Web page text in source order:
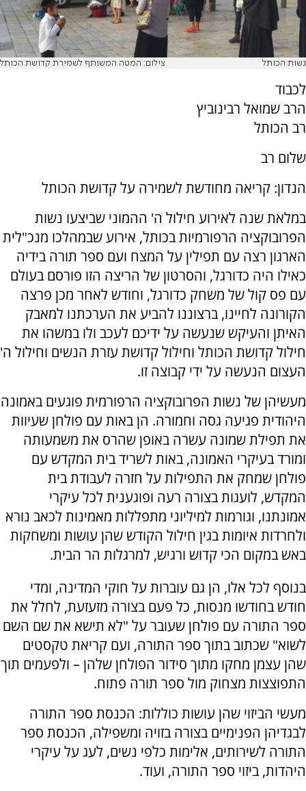
נשות הכותל צילום: המטה המשותף לשמירת קדושת הכותל
לכבוד
הרב שמואל רבינוביץ
רב הכותל
שלום רב
הנדון: קריאה מחודשת לשמירה על קדושת הכותל
במלאת שנה לאירוע חילול ה' ההמוני שביצעו נשות
הפרובוקציה הרפורמיות בכותל, אירוע שבמהלכו מנכ"לית
הארגון רצה עם תפילין על המצח ועם ספר תורה בידיה
כאילו היה כדורגל, והסרטון של הריצה הזו פורסם בעולם
עם פס קול של משחק כדורגל, וחודש לאחר מכן פרצה
הקורונה לחיינו, ברצוננו להביע את הערכתנו למאבק
האיתן והעיקש שנעשה על ידיכם לעכב ולו במשהו את
חילול קדושת הכותל וחילול קדושת עזרת הנשים וחילול ה'
העצום הנעשה על ידי קבוצה זו.
מעשיהן של נשות הפרובוקציה הרפורמית פוגעים באמונה
היהודית פגיעה גסה וחמורה. הן באות עם פולחן שעיוות
את תפילת שמונה עשרה באופן שהרס את משמעותה
ומורד בעיקרי האמונה, באות לשריד בית המקדש עם
פולחן שמחק את התפילות על חזרה לעבודת בית
המקדש, לועגות בצורה רעה ופוגענית לכל עיקרי
אמונתנו, וגורמות למיליוני מתפללות מאמינות לכאב נורא
ולחרדות איומות בגין חילול הקודש שהן עושות ומשחקות
באש במקום הכי קדוש ורגיש, למרגלות הר הבית.
בנוסף לכל אלו, הן גם עוברות על חוקי המדינה, ומדי
חודש בחודשו מנסות, כל פעם בצורה מזעזעת, לחלל את
ספר התורה עם פולחן שעובר על "לא תישא את שם השם
לשוא" שכתוב בתוך ספר התורה, ועם קריאת טקסטים
שהן עצמן מחקו מתוך סידור הפולחן שלהן – ולפעמים תוך
התפוצצות מצחוק מול ספר תורה פתוח.
מעשי הביזוי שהן עושות כוללות: הכנסת ספר התורה
לבגדיהן הפנימיים בצורה בזויה ומשפילה, הכנסת ספר
התורה לשירותים, אלימות כלפי נשים, לעג על עיקרי
היהדות, ביזוי ספר התורה, ועוד.